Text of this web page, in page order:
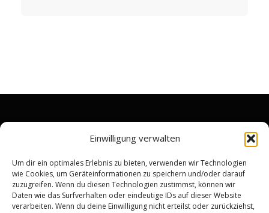
Einwilligung verwalten
Um dir ein optimales Erlebnis zu bieten, verwenden wir Technologien
wie Cookies, um Geräteinformationen zu speichern und/oder darauf
zuzugreifen. Wenn du diesen Technologien zustimmst, können wir
Daten wie das Surfverhalten oder eindeutige IDs auf dieser Website
verarbeiten. Wenn du deine Einwilligung nicht erteilst oder zurückziehst,
Datenschutzerklärung
Widerrufsrecht & Rückgabebedingungen